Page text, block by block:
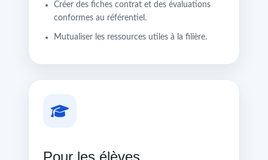
Créer des fiches contrat et des évaluations
conformes au référentiel.
Mutualiser les ressources utiles à la filière.
Pour les élèves